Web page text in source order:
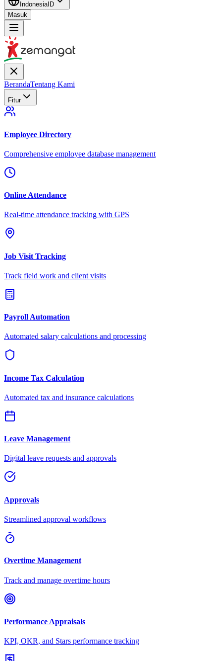
IndonesiaID
Masuk
BerandaTentang Kami
Fitur
Employee Directory
Comprehensive employee database management
Online Attendance
Real-time attendance tracking with GPS
Job Visit Tracking
Track field work and client visits
Payroll Automation
Automated salary calculations and processing
Income Tax Calculation
Automated tax and insurance calculations
Leave Management
Digital leave requests and approvals
Approvals
Streamlined approval workflows
Overtime Management
Track and manage overtime hours
Performance Appraisals
KPI, OKR, and Stars performance tracking